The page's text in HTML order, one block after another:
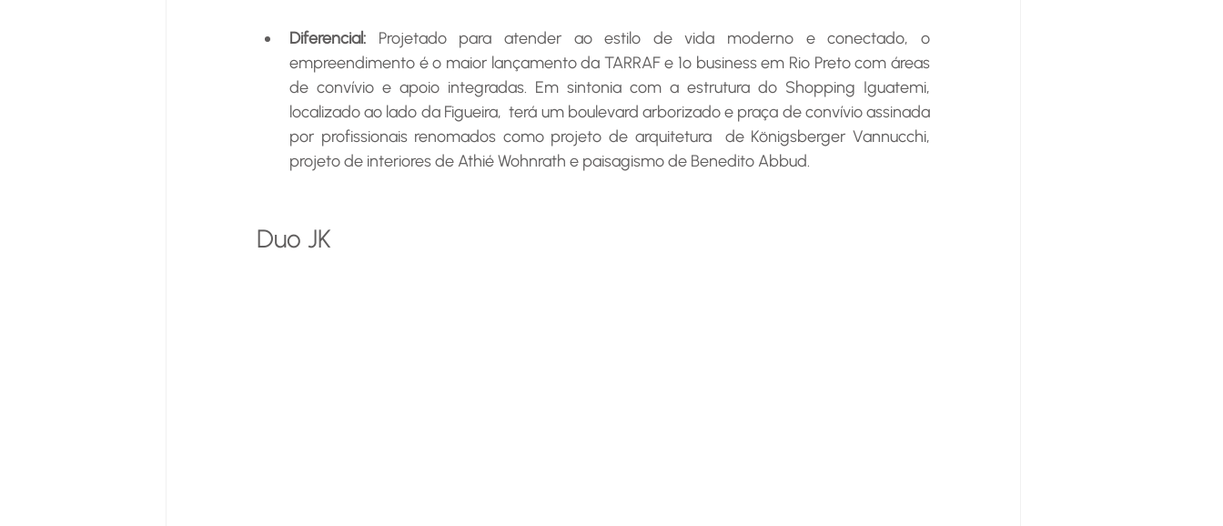
Diferencial: Projetado para atender ao estilo de vida moderno e conectado, o
empreendimento é o maior lançamento da TARRAF e 1º business em Rio Preto com áreas
de convívio e apoio integradas. Em sintonia com a estrutura do Shopping Iguatemi,
localizado ao lado da Figueira,  terá um boulevard arborizado e praça de convívio assinada
por profissionais renomados como projeto de arquitetura  de Königsberger Vannucchi,
projeto de interiores de Athié Wohnrath e paisagismo de Benedito Abbud.
Duo JK